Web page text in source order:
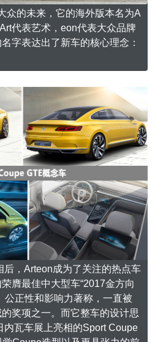
众的未来，它的海外版本名为A
代表艺术，eon代表大众品牌
字表达出了新车的核心理念：
后，Arteon成为了关注的热点车
膺最佳中大型车“2017金方向
公正性和影响力著称，一直被
奖项之一。而它整车的设计思
内瓦车展上亮相的Sport Coupe